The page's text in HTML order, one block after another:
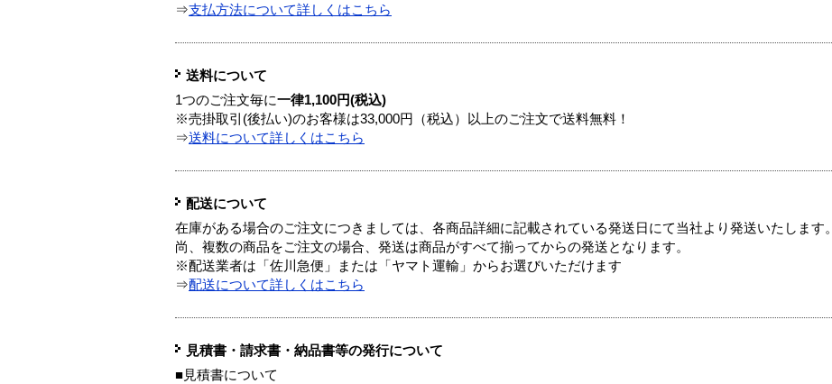
⇒支払方法について詳しくはこちら
送料について
1つのご注文毎に一律1,100円(税込)
※売掛取引(後払い)のお客様は33,000円（税込）以上のご注文で送料無料！
⇒送料について詳しくはこちら
配送について
在庫がある場合のご注文につきましては、各商品詳細に記載されている発送日にて当社より発送いたします。
尚、複数の商品をご注文の場合、発送は商品がすべて揃ってからの発送となります。
※配送業者は「佐川急便」または「ヤマト運輸」からお選びいただけます
⇒配送について詳しくはこちら
見積書・請求書・納品書等の発行について
■見積書について